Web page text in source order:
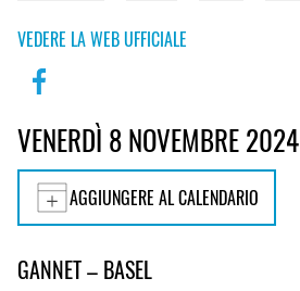
VEDERE LA WEB UFFICIALE
VENERDÌ 8 NOVEMBRE 2024
AGGIUNGERE AL CALENDARIO
GANNET – BASEL